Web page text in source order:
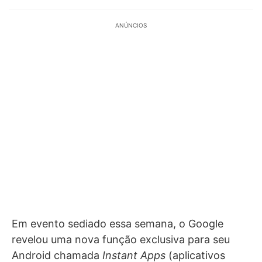
ANÚNCIOS
Em evento sediado essa semana, o Google
revelou uma nova função exclusiva para seu
Android chamada Instant Apps (aplicativos